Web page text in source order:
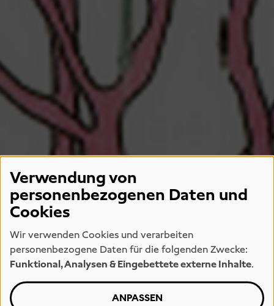
Verwendung von
personenbezogenen Daten und
Cookies
Wir verwenden Cookies und verarbeiten
personenbezogene Daten für die folgenden Zwecke:
Funktional, Analysen & Eingebettete externe Inhalte.
ANPASSEN